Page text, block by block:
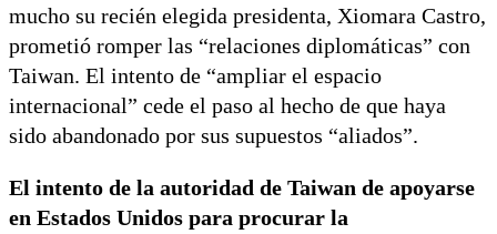
mucho su recién elegida presidenta, Xiomara Castro,
prometió romper las “relaciones diplomáticas” con
Taiwan. El intento de “ampliar el espacio
internacional” cede el paso al hecho de que haya
sido abandonado por sus supuestos “aliados”.
El intento de la autoridad de Taiwan de apoyarse
en Estados Unidos para procurar la